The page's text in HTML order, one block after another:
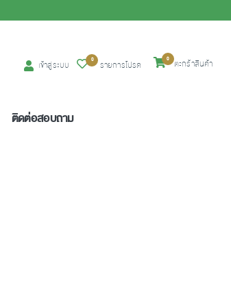
เข้าสู่ระบบ รายการโปรด
0 ตะกร้าสินค้า
0
ติดต่อสอบถาม